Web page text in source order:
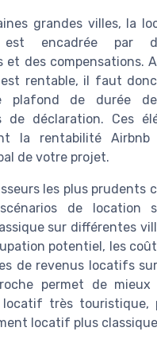
grandes villes, la
est encadrée par
et des compensations.
rentable, il faut
plafond de durée
de déclaration. Ces
la rentabilité
de votre projet.
les plus prudents
de location
sur différentes
potentiel, les
de revenus locatifs
permet de
locatif très
locatif plus